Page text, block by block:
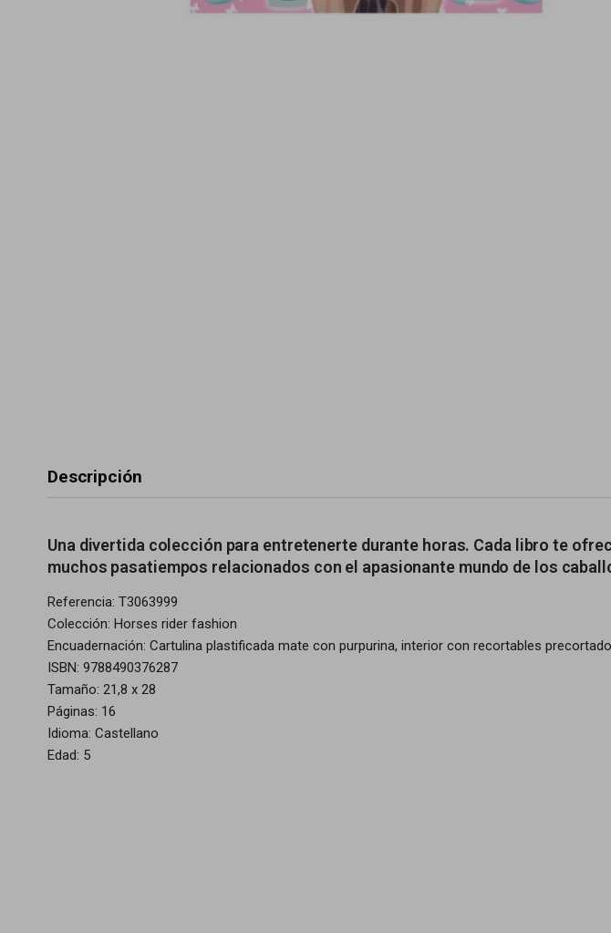
Descripción
Una divertida colección para entretenerte durante horas. Cada libro te
muchos pasatiempos relacionados con el apasionante mundo de los
Referencia: T3063999
Colección: Horses rider fashion
Encuadernación: Cartulina plastificada mate con purpurina, interior con recortables
ISBN: 9788490376287
Tamaño: 21,8 x 28
Páginas: 16
Idioma: Castellano
Edad: 5